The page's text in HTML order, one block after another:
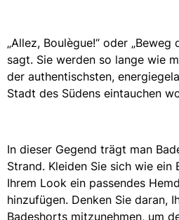
„Allez, Boulègue!“ oder
sagt. Sie werden so lange wie
der authentischsten,
Stadt des Südens eintauchen
In dieser Gegend trägt man
Strand. Kleiden Sie sich wie ein
Ihrem Look ein passendes
hinzufügen. Denken Sie daran,
Badeshorts mitzunehmen, um